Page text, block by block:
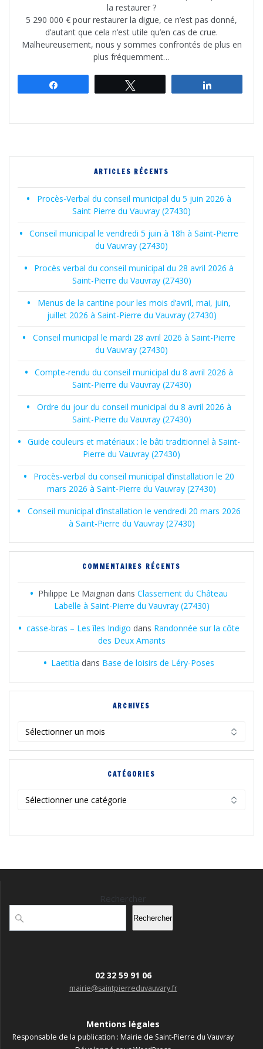
la restaurer ?
5 290 000 € pour restaurer la digue, ce n’est pas donné,
d’autant que cela n’est utile qu’en cas de crue.
Malheureusement, nous y sommes confrontés de plus en
plus fréquemment…
ARTICLES RÉCENTS
Procès-Verbal du conseil municipal du 5 juin 2026 à
Saint Pierre du Vauvray (27430)
Conseil municipal le vendredi 5 juin à 18h à Saint-Pierre
du Vauvray (27430)
Procès verbal du conseil municipal du 28 avril 2026 à
Saint-Pierre du Vauvray (27430)
Menus de la cantine pour les mois d’avril, mai, juin,
juillet 2026 à Saint-Pierre du Vauvray (27430)
Conseil municipal le mardi 28 avril 2026 à Saint-Pierre
du Vauvray (27430)
Compte-rendu du conseil municipal du 8 avril 2026 à
Saint-Pierre du Vauvray (27430)
Ordre du jour du conseil municipal du 8 avril 2026 à
Saint-Pierre du Vauvray (27430)
Guide couleurs et matériaux : le bâti traditionnel à Saint-
Pierre du Vauvray (27430)
Procès-verbal du conseil municipal d’installation le 20
mars 2026 à Saint-Pierre du Vauvray (27430)
Conseil municipal d’installation le vendredi 20 mars 2026
à Saint-Pierre du Vauvray (27430)
COMMENTAIRES RÉCENTS
Philippe Le Maignan dans Classement du Château
Labelle à Saint-Pierre du Vauvray (27430)
casse-bras – Les îles Indigo dans Randonnée sur la côte
des Deux Amants
Laetitia dans Base de loisirs de Léry-Poses
ARCHIVES
CATÉGORIES
Rechercher
02 32 59 91 06
mairie@saintpierreduvauvary.fr
Mentions légales
Responsable de la publication : Mairie de Saint-Pierre du Vauvray